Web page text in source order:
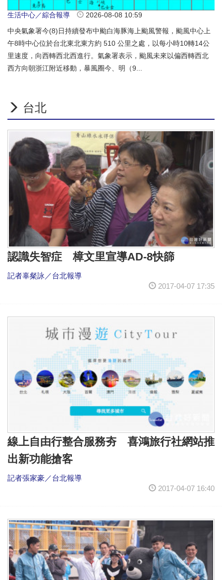
生活中心／綜合報導
2026-08-08 10:59
中央氣象署今(8)日持續發布中颱白海豚海上颱風警報，颱風中心上
午8時中心位於台北東北東方約 510 公里之處，以每小時10轉14公
里速度，向西轉西北西進行。氣象署表示，颱風未來以偏西轉西北
西方向朝浙江附近移動，暴風圈今、明（9...
台北
認識失智症 樟文里宣導AD-8快篩
記者辜粲詠／台北報導
2017-04-07 17:35
線上自由行整合服務夯 喜鴻旅行社網站推
出新功能搶客
記者張家豪／台北報導
2017-04-07 16:40